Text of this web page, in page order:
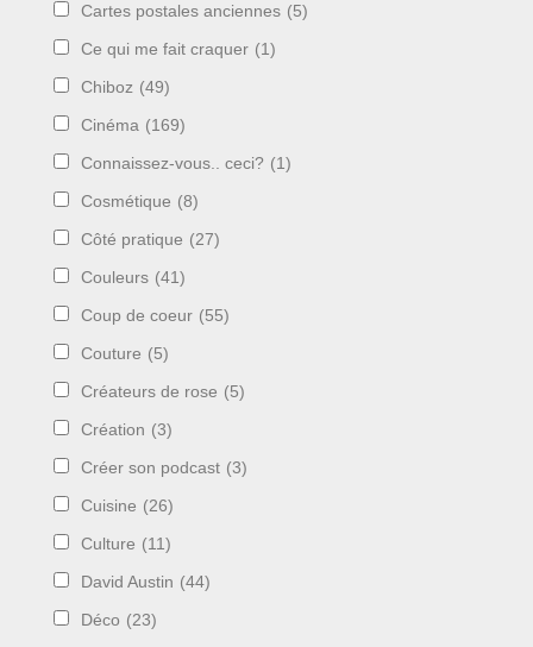
Cartes postales anciennes (5)
Ce qui me fait craquer (1)
Chiboz (49)
Cinéma (169)
Connaissez-vous.. ceci? (1)
Cosmétique (8)
Côté pratique (27)
Couleurs (41)
Coup de coeur (55)
Couture (5)
Créateurs de rose (5)
Création (3)
Créer son podcast (3)
Cuisine (26)
Culture (11)
David Austin (44)
Déco (23)